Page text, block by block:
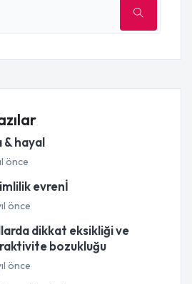
& hayal
önce
evrenİ
önce
dikkat eksikliği ve
bozukluğu
önce